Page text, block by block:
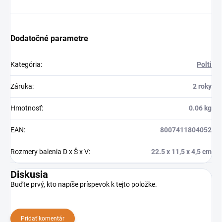
Dodatočné parametre
Kategória: Polti
Záruka: 2 roky
Hmotnosť: 0.06 kg
EAN: 8007411804052
Rozmery balenia D x Š x V: 22.5 x 11,5 x 4,5 cm
Diskusia
Buďte prvý, kto napíše príspevok k tejto položke.
Pridať komentár